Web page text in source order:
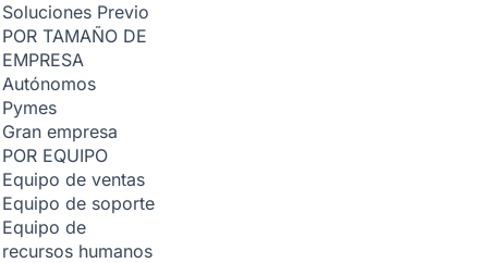
Soluciones Previo
POR TAMAÑO DE
EMPRESA
Autónomos
Pymes
Gran empresa
POR EQUIPO
Equipo de ventas
Equipo de soporte
Equipo de
recursos humanos